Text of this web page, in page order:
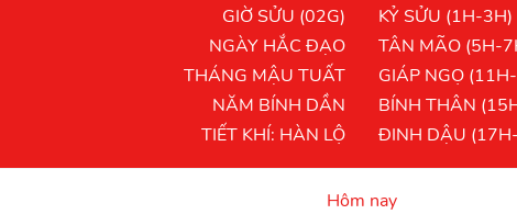
GIỜ SỬU (02G)
NGÀY HẮC ĐẠO
THÁNG MẬU TUẤT
NĂM BÍNH DẦN
TIẾT KHÍ: HÀN LỘ
KỶ SỬU (1H-3H)
TÂN MÃO (5H-
GIÁP NGỌ
BÍNH THÂN
ĐINH DẬU
Hôm nay